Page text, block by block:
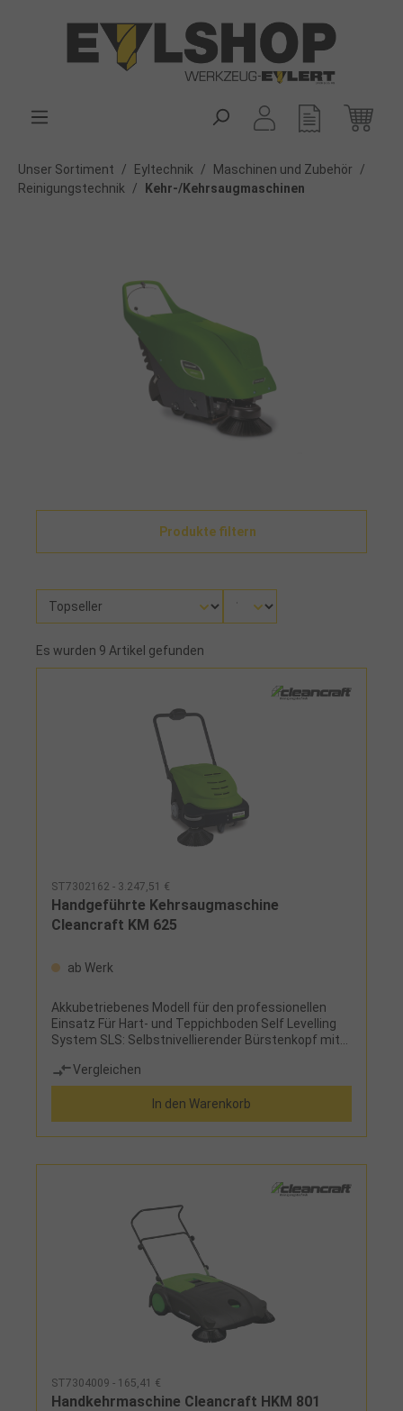
Unser Sortiment / Eyltechnik / Maschinen und Zubehör
/
Reinigungstechnik
/ Kehr-/Kehrsaugmaschinen
Produkte filtern
Es wurden 9 Artikel gefunden
ST7302162 - 3.247,51 €
Handgeführte Kehrsaugmaschine
Cleancraft KM 625
ab Werk
Akkubetriebenes Modell für den professionellen
Einsatz Für Hart- und Teppichboden Self Levelling
System SLS: Selbstnivellierender Bürstenkopf mit
Saugen auch von Staub, Tierhaaren und kleinem
Schmutz Zweieinhalb Stunden Akkulaufzeit
ermöglicht bequemes Arbeiten ohne Kabel
Vorprogrammierte Arbeitsmodi für leichte und
starke Verschmutzung für einfache Bedienung
Bedarf manuell aktivierbar Auto-Stop-System
Eingebautes Batterieladegerät: Einfach an jeder
Lagerung einfach nach vorne klappbar
HerstellerStürmer Maschinen GmbHDr.-Robert-
Pfleger-Str. 26, 96103 Hallstadt,
Deutschlandinfo@stuermer-maschinen.de
Ladegerät 12V 5Ah Seitenbesen Hauptkehrwalze
Vergleichen
In den Warenkorb
ST7304009 - 165,41 €
Handkehrmaschine Cleancraft HKM 801